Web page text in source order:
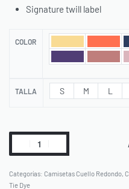
Signature twill label
COLOR
TALLA S M L
Categorías: Camisetas Cuello Redondo,
Tie Dye